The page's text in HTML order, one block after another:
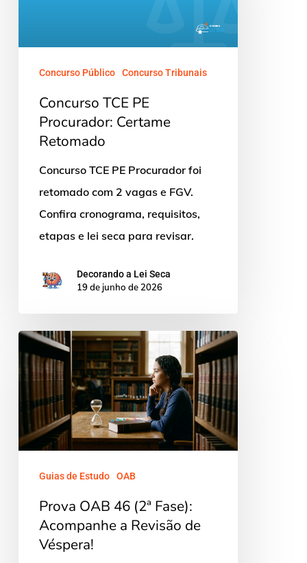
Retomado
Concurso Público Concurso Tribunais
Concurso TCE PE
Procurador: Certame
Retomado
Concurso TCE PE Procurador foi
retomado com 2 vagas e FGV.
Confira cronograma, requisitos,
etapas e lei seca para revisar.
Decorando a Lei Seca
19 de junho de 2026
Prova
OAB
Fase):
Acompanhe
Véspera!
Guias de Estudo OAB
Prova OAB 46 (2ª Fase):
Acompanhe a Revisão de
Véspera!